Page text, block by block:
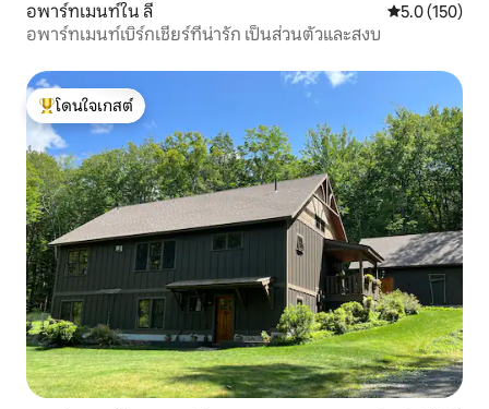
อพาร์ทเมนท์ใน ลี คะแนนเฉลี่ย
5.0 (150)
อพาร์ทเมนท์เบิร์กเชียร์ที่น่ารัก เป็นส่วนตัวและสงบ
โดนใจเกสต์ที่สุด
โดนใจเกสต์